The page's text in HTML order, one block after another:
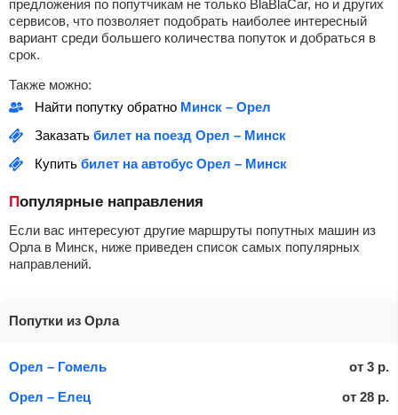
предложения по попутчикам не только BlaBlaCar, но и других
сервисов, что позволяет подобрать наиболее интересный
вариант среди большего количества попуток и добраться в
срок.
Также можно:
Найти попутку обратно Минск – Орел
Заказать билет на поезд Орел – Минск
Купить билет на автобус Орел – Минск
Популярные направления
Если вас интересуют другие маршруты попутных машин из
Орла в Минск, ниже приведен список самых популярных
направлений.
Попутки из Орла
Орел – Гомель от 3 р.
Орел – Елец
от 28 р.